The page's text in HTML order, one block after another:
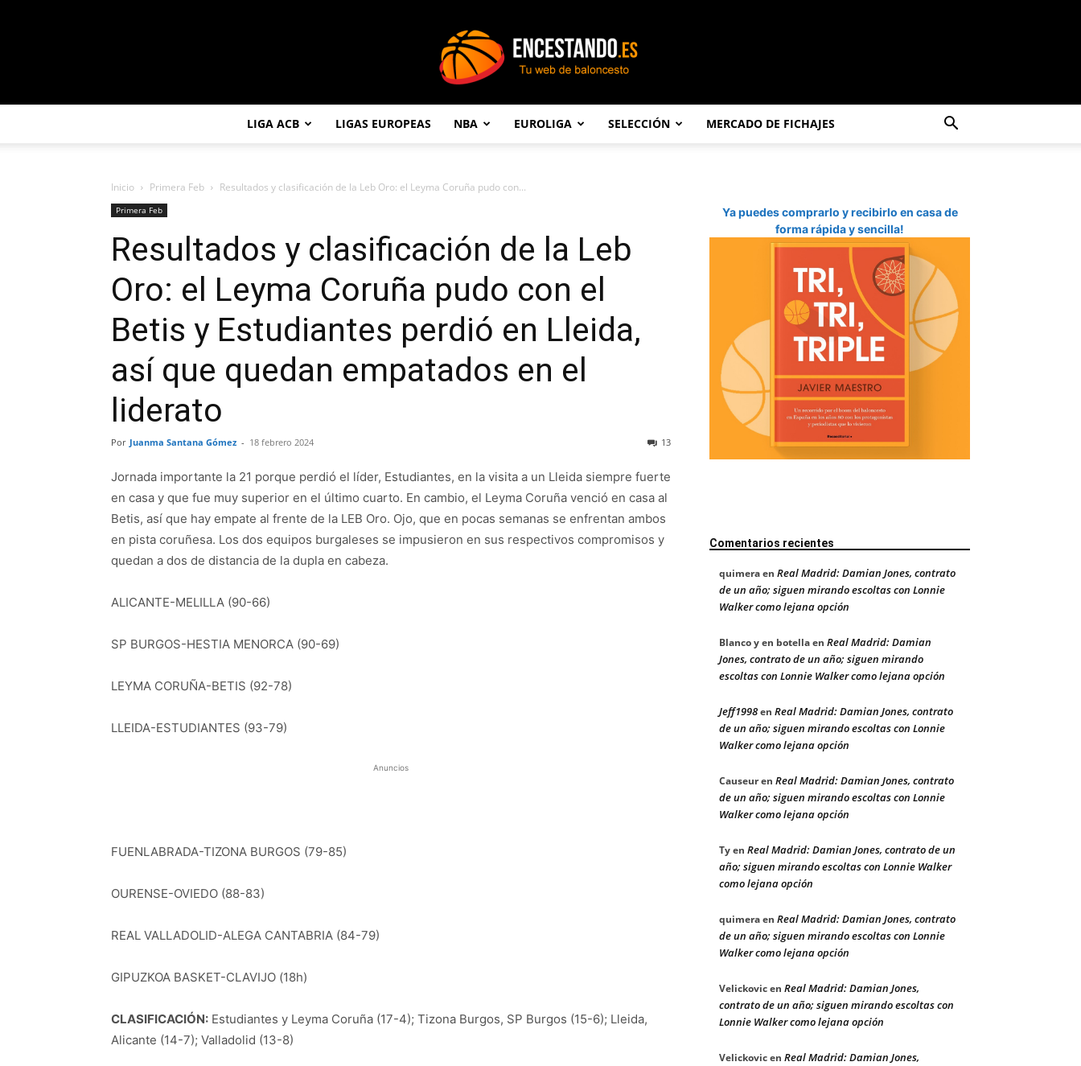
LIGA ACB LIGAS EUROPEAS NBA EUROLIGA SELECCIÓN MERCADO DE FICHAJES
Inicio Primera Feb Resultados y clasificación de la Leb Oro: el Leyma Coruña pudo con...
Primera Feb
Resultados y clasificación de la Leb
Oro: el Leyma Coruña pudo con el
Betis y Estudiantes perdió en Lleida,
así que quedan empatados en el
liderato
Por Juanma Santana Gómez - 18 febrero 2024 13
Jornada importante la 21 porque perdió el líder, Estudiantes, en la visita a un Lleida siempre fuerte
en casa y que fue muy superior en el último cuarto. En cambio, el Leyma Coruña venció en casa al
Betis, así que hay empate al frente de la LEB Oro. Ojo, que en pocas semanas se enfrentan ambos
en pista coruñesa. Los dos equipos burgaleses se impusieron en sus respectivos compromisos y
quedan a dos de distancia de la dupla en cabeza.
ALICANTE-MELILLA (90-66)
SP BURGOS-HESTIA MENORCA (90-69)
LEYMA CORUÑA-BETIS (92-78)
LLEIDA-ESTUDIANTES (93-79)
Anuncios
FUENLABRADA-TIZONA BURGOS (79-85)
OURENSE-OVIEDO (88-83)
REAL VALLADOLID-ALEGA CANTABRIA (84-79)
GIPUZKOA BASKET-CLAVIJO (18h)
CLASIFICACIÓN: Estudiantes y Leyma Coruña (17-4); Tizona Burgos, SP Burgos (15-6); Lleida,
Alicante (14-7); Valladolid (13-8)
Ya puedes comprarlo y recibirlo en casa de
forma rápida y sencilla!
Comentarios recientes
quimeraen Real Madrid: Damian Jones, contrato
de un año; siguen mirando escoltas con Lonnie
Walker como lejana opción
Blanco y en botellaen Real Madrid: Damian
Jones, contrato de un año; siguen mirando
escoltas con Lonnie Walker como lejana opción
Jeff1998en Real Madrid: Damian Jones, contrato
de un año; siguen mirando escoltas con Lonnie
Walker como lejana opción
Causeuren Real Madrid: Damian Jones, contrato
de un año; siguen mirando escoltas con Lonnie
Walker como lejana opción
Tyen Real Madrid: Damian Jones, contrato de un
año; siguen mirando escoltas con Lonnie Walker
como lejana opción
quimeraen Real Madrid: Damian Jones, contrato
de un año; siguen mirando escoltas con Lonnie
Walker como lejana opción
Velickovicen Real Madrid: Damian Jones,
contrato de un año; siguen mirando escoltas con
Lonnie Walker como lejana opción
Velickovicen Real Madrid: Damian Jones,